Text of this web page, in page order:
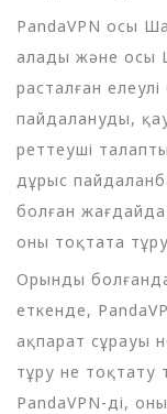
PandaVPN осы
алады және осы
расталған
пайдалануды,
реттеуші
дұрыс
болған жағдайда
оны тоқтата
Орынды
еткенде,
ақпарат сұрауы
тұру не тоқтату
PandaVPN-ді,